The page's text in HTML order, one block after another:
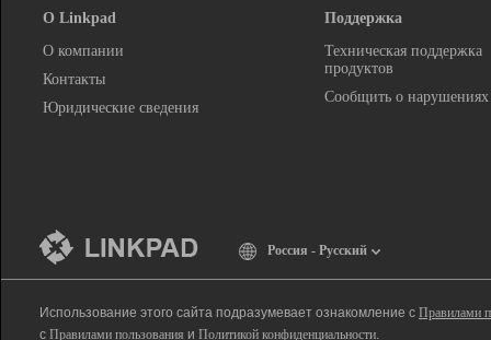
О Linkpad
О компании
Контакты
Юридические сведения
Поддержка
Техническая поддержка
продуктов
Сообщить о нарушениях
Россия - Русский
Использование этого сайта подразумевает ознакомление с Правилами
с Правилами пользования и Политикой конфиденциальности.